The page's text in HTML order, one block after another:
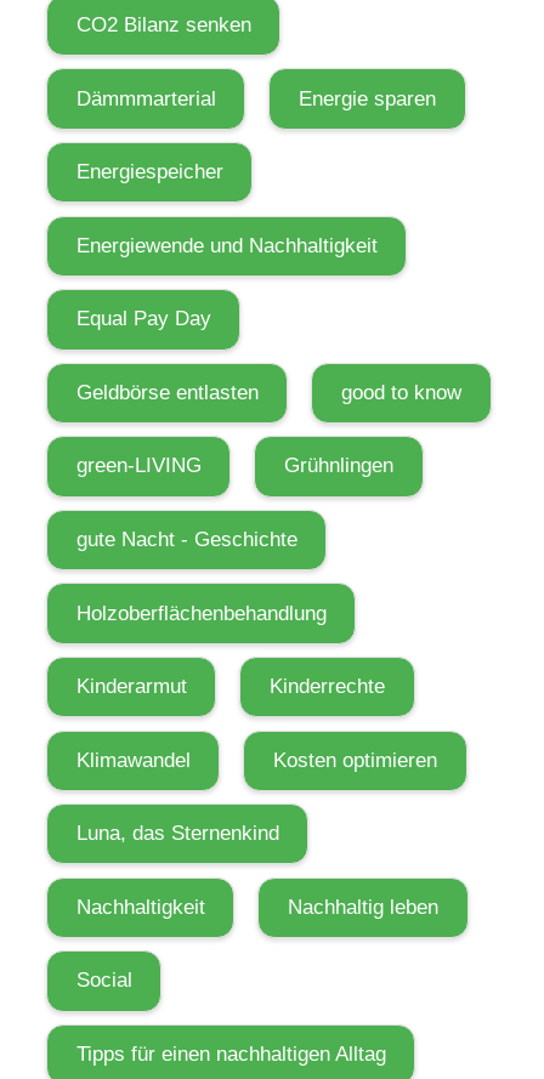
CO2 Bilanz senken
Dämmmarterial Energie sparen
Energiespeicher
Energiewende und Nachhaltigkeit
Equal Pay Day
Geldbörse entlasten good to know
green-LIVING Grühnlingen
gute Nacht - Geschichte
Holzoberflächenbehandlung
Kinderarmut Kinderrechte
Klimawandel Kosten optimieren
Luna, das Sternenkind
Nachhaltigkeit Nachhaltig leben
Social
Tipps für einen nachhaltigen Alltag